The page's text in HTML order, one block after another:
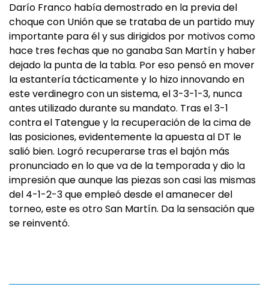
Darío Franco había demostrado en la previa del
choque con Unión que se trataba de un partido muy
importante para él y sus dirigidos por motivos como
hace tres fechas que no ganaba San Martín y haber
dejado la punta de la tabla. Por eso pensó en mover
la estantería tácticamente y lo hizo innovando en
este verdinegro con un sistema, el 3-3-1-3, nunca
antes utilizado durante su mandato. Tras el 3-1
contra el Tatengue y la recuperación de la cima de
las posiciones, evidentemente la apuesta al DT le
salió bien. Logró recuperarse tras el bajón más
pronunciado en lo que va de la temporada y dio la
impresión que aunque las piezas son casi las mismas
del 4-1-2-3 que empleó desde el amanecer del
torneo, este es otro San Martín. Da la sensación que
se reinventó.